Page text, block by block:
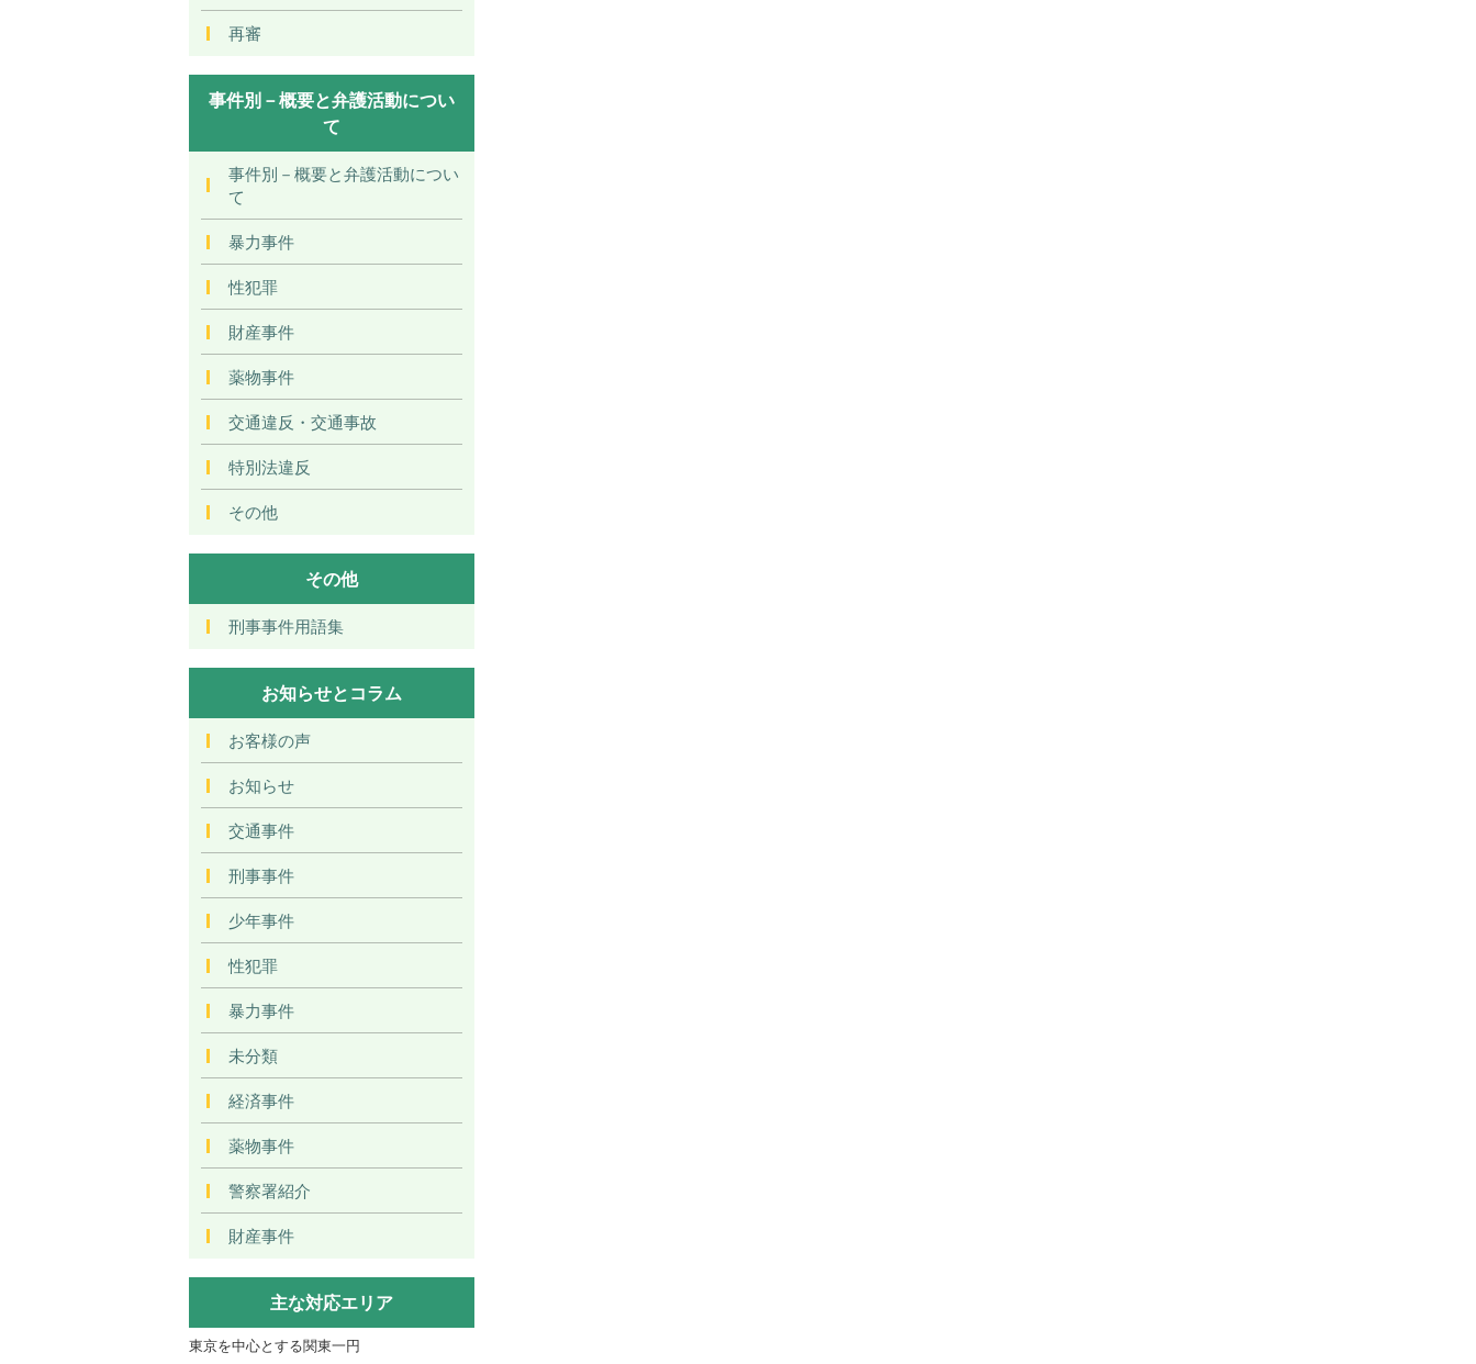
再審
事件別－概要と弁護活動につい
て
事件別－概要と弁護活動につい
て
暴力事件
性犯罪
財産事件
薬物事件
交通違反・交通事故
特別法違反
その他
その他
刑事事件用語集
お知らせとコラム
お客様の声
お知らせ
交通事件
刑事事件
少年事件
性犯罪
暴力事件
未分類
経済事件
薬物事件
警察署紹介
財産事件
主な対応エリア
東京を中心とする関東一円